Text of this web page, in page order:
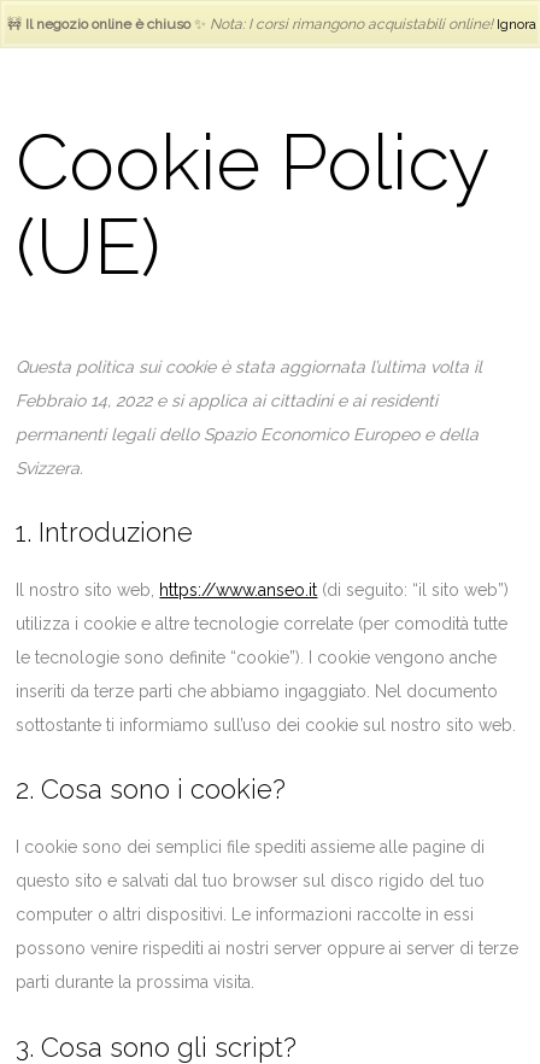
ANSEO €0.00
Cookie Policy
(UE)
Questa politica sui cookie è stata aggiornata l’ultima volta il
Febbraio 14, 2022 e si applica ai cittadini e ai residenti
permanenti legali dello Spazio Economico Europeo e della
Svizzera.
1. Introduzione
Il nostro sito web, https://www.anseo.it (di seguito: “il sito web”)
utilizza i cookie e altre tecnologie correlate (per comodità tutte
le tecnologie sono definite “cookie”). I cookie vengono anche
inseriti da terze parti che abbiamo ingaggiato. Nel documento
sottostante ti informiamo sull’uso dei cookie sul nostro sito web.
2. Cosa sono i cookie?
I cookie sono dei semplici file spediti assieme alle pagine di
questo sito e salvati dal tuo browser sul disco rigido del tuo
computer o altri dispositivi. Le informazioni raccolte in essi
possono venire rispediti ai nostri server oppure ai server di terze
parti durante la prossima visita.
3. Cosa sono gli script?
🚧 Il negozio online è chiuso✨ Nota: I corsi rimangono acquistabili online! Ignora